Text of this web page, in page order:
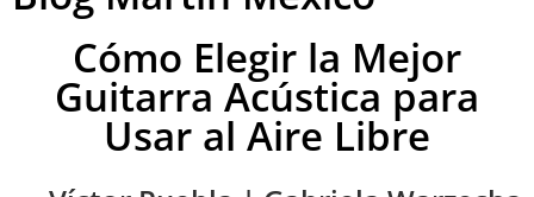
Cómo Elegir la Mejor
Guitarra Acústica para
Usar al Aire Libre